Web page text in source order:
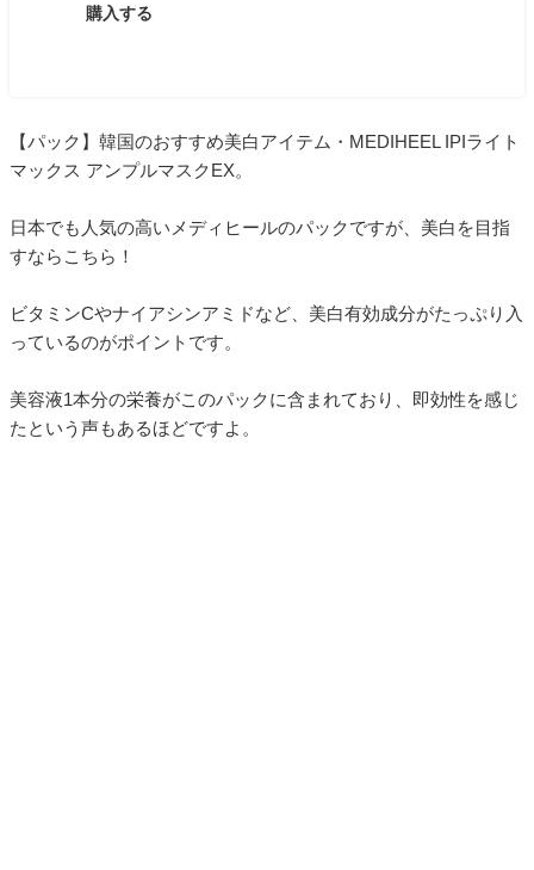
購入する
【パック】韓国のおすすめ美白アイテム・MEDIHEEL IPIライト
マックス アンプルマスクEX。
日本でも人気の高いメディヒールのパックですが、美白を目指
すならこちら！
ビタミンCやナイアシンアミドなど、美白有効成分がたっぷり入
っているのがポイントです。
美容液1本分の栄養がこのパックに含まれており、即効性を感じ
たという声もあるほどですよ。